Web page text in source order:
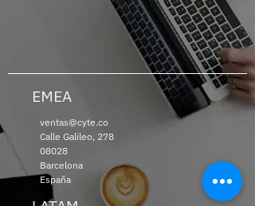
EMEA
ventas@cyte.co
Calle Galileo, 278
08028
Barcelona
España